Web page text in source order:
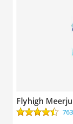
Flyhigh